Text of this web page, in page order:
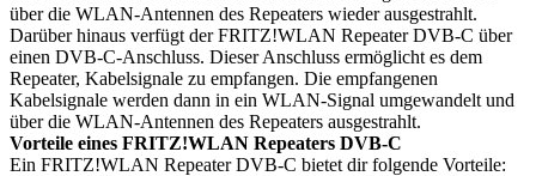
über die WLAN-Antennen des Repeaters wieder ausgestrahlt.
Darüber hinaus verfügt der FRITZ!WLAN Repeater DVB-C über
einen DVB-C-Anschluss. Dieser Anschluss ermöglicht es dem
Repeater, Kabelsignale zu empfangen. Die empfangenen
Kabelsignale werden dann in ein WLAN-Signal umgewandelt und
über die WLAN-Antennen des Repeaters ausgestrahlt.
Vorteile eines FRITZ!WLAN Repeaters DVB-C
Ein FRITZ!WLAN Repeater DVB-C bietet dir folgende Vorteile: